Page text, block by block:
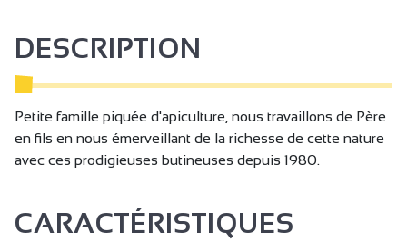
DESCRIPTION
Petite famille piquée d'apiculture, nous travaillons de Père
en fils en nous émerveillant de la richesse de cette nature
avec ces prodigieuses butineuses depuis 1980.
CARACTÉRISTIQUES